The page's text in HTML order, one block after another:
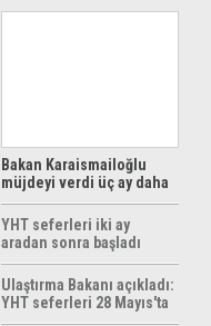
Bakan Karaismailoğlu
müjdeyi verdi üç ay daha
ücretsiz
YHT seferleri iki ay
aradan sonra başladı
Ulaştırma Bakanı açıkladı:
YHT seferleri 28 Mayıs'ta
başlıyor